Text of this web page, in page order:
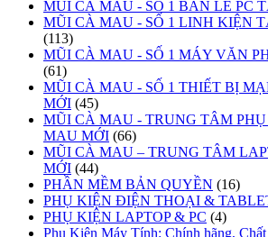
MŨI CÀ MAU - SỐ 1 BÁN LẺ PC
MŨI CÀ MAU - SỐ 1 LINH KIỆN
(113)
MŨI CÀ MAU - SỐ 1 MÁY VĂN
(61)
MŨI CÀ MAU - SỐ 1 THIẾT BỊ
MỚI (45)
MŨI CÀ MAU - TRUNG TÂM
MAU MỚI (66)
MŨI CÀ MAU – TRUNG TÂM
MỚI (44)
PHẦN MỀM BẢN QUYỀN (16)
PHỤ KIỆN ĐIỆN THOẠI &
PHỤ KIỆN LAPTOP & PC (4)
Phụ Kiện Máy Tính: Chính hãng,